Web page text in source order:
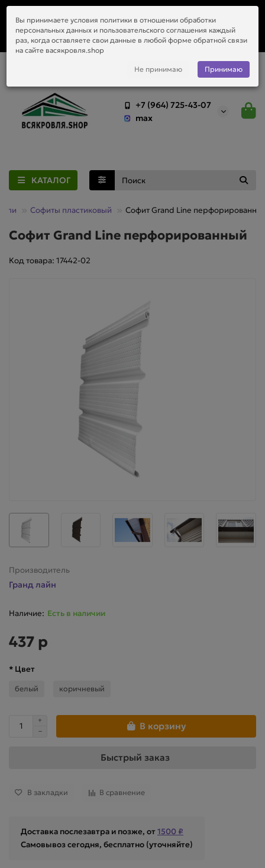
приобретённый у нас материал.
+7 (964) 725-43-07
max
КАТАЛОГ
Софиты пластиковый Софит Grand Line
Софит Grand Line перфорированный
Код товара: 17442-02
Производитель
Гранд лайн
Есть в наличии
437 р
* Цвет
белый коричневый
В корзину
Быстрый заказ
В закладки В сравнение
Доставка послезавтра и позже, от 1500 ₽
Самовывоз сегодня, бесплатно (уточняйте)
Вы принимаете условия политики в отношении обработки
персональных данных и пользовательского соглашения каждый
раз, когда оставляете свои данные в любой форме обратной связи
на сайте васякровля.shop
Не принимаю Принимаю